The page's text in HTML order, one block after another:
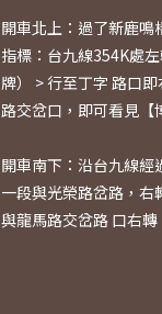
開車北上：過了新鹿鳴
指標：台九線354K處
牌） > 行至丁字 路口
路交岔口，即可看見【
開車南下：沿台九線經
一段與光榮路岔路，右
與龍馬路交岔路 口右